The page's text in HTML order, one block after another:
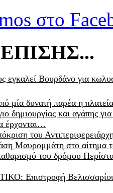
εγκαλεί Βουρδάνο για
μία δυνατή παρέα η
δημιουργίας και αγάπης
έρχονται…
του
Μαυρομμάτη στο αίτημα
του δρόμου
Επιστροφή